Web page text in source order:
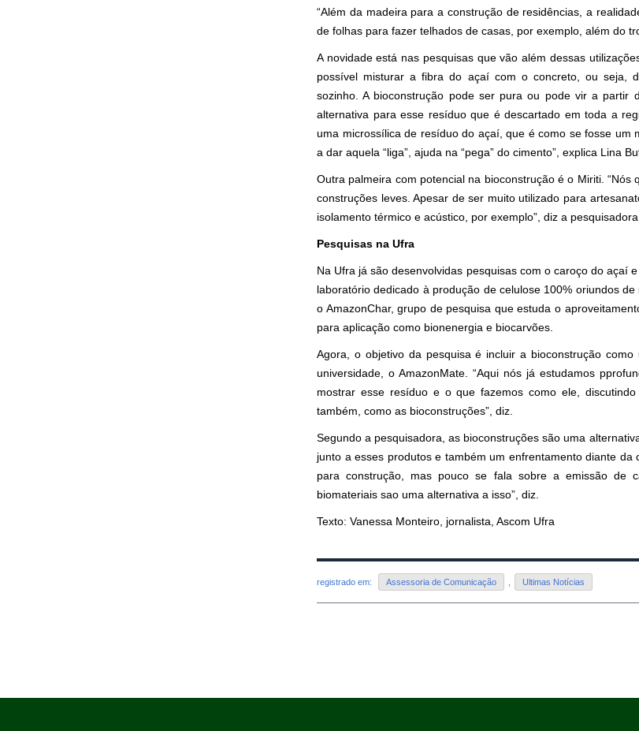
“Além da madeira para a construção de residências, a
de folhas para fazer telhados de casas, por exemplo, além do
A novidade está nas pesquisas que vão além dessas
possível misturar a fibra do açaí com o concreto, ou seja,
sozinho. A bioconstrução pode ser pura ou pode vir a partir
alternativa para esse resíduo que é descartado em toda a
uma microssílica de resíduo do açaí, que é como se fosse um
a dar aquela “liga”, ajuda na “pega” do cimento”, explica Lina
Outra palmeira com potencial na bioconstrução é o Miriti.
construções leves. Apesar de ser muito utilizado para
isolamento térmico e acústico, por exemplo”, diz a pesquisadora.
Pesquisas na Ufra
Na Ufra já são desenvolvidas pesquisas com o caroço do açaí
laboratório dedicado à produção de celulose 100% oriundos
o AmazonChar, grupo de pesquisa que estuda o
para aplicação como bionenergia e biocarvões.
Agora, o objetivo da pesquisa é incluir a bioconstrução
universidade, o AmazonMate. “Aqui nós já estudamos
mostrar esse resíduo e o que fazemos como ele,
também, como as bioconstruções”, diz.
Segundo a pesquisadora, as bioconstruções são uma
junto a esses produtos e também um enfrentamento diante da
para construção, mas pouco se fala sobre a emissão de
biomateriais sao uma alternativa a isso”, diz.
Texto: Vanessa Monteiro, jornalista, Ascom Ufra
registrado em: Assessoria de Comunicação Ultimas Notícias